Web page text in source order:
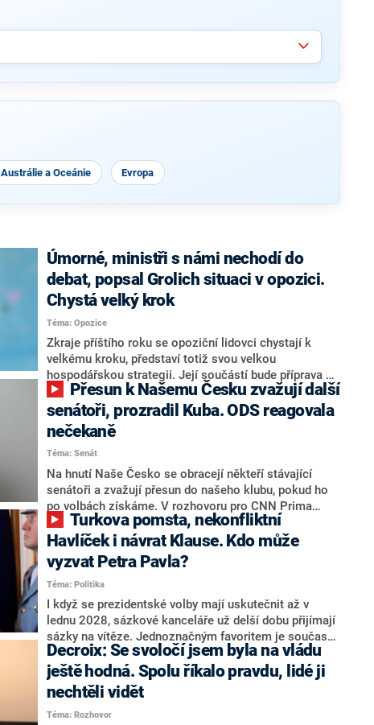
Austrálie a Oceánie Evropa
Úmorné, ministři s námi nechodí do
debat, popsal Grolich situaci v opozici.
Chystá velký krok
Téma: Opozice
Zkraje příštího roku se opoziční lidovci chystají k
velkému kroku, představí totiž svou velkou
hospodářskou strategii. Její součástí bude příprava na
stárnutí populace, řekl ve středu na setkání s novináři
nový předseda lidovců Jan Grolich. Ten zároveň v
senátních volbách kandiduje ve Vyškově. Popsal i
aktivitu opozice, o níž vládní strany nebo političtí
komentátoři mluví jako o slabé a v defenzivě. „Je to
úmorná práce upozorňovat na chyby vlády. Ministři s
námi navíc nechodí do debat. Chceme ale ukazovat
svoje témata,“ odpověděl Grolich na dotaz CNN Prima
NEWS.
senátoři, prozradil Kuba. ODS reagovala
nečekaně
Téma: Senát
Na hnutí Naše Česko se obracejí někteří stávající
senátoři a zvažují přesun do našeho klubu, pokud ho
po volbách získáme. V rozhovoru pro CNN Prima
NEWS to řekl zakladatel hnutí a jihočeský hejtman
Martin Kuba. Konkrétní nebyl, ale získat by takto mohl
například senátora Zdeňka Hrabu, který je dnes
součástí klubu ODS a TOP 09. Hraba to na dotaz
redakce nevyloučil. Předseda klubu senátorů ODS
Zdeněk Nytra redakci řekl, že počítá s odchodem
některých senátorů z klubu a že Naše Česko není
nepřítel, ale soupeř.
Havlíček i návrat Klause. Kdo může
vyzvat Petra Pavla?
Téma: Politika
I když se prezidentské volby mají uskutečnit až v
lednu 2028, sázkové kanceláře už delší dobu přijímají
sázky na vítěze. Jednoznačným favoritem je současná
hlava státu Petr Pavel. Daleko za ním pak bookmakeři
zmiňují dva výrazné politiky ANO, tedy premiéra
Andreje Babiše a ministra průmyslu Karla Havlíčka.
Oblíbeným tipem samotných sázkařů je poslanec za
Motoristy Filip Turek. Politolog Jan Kubáček nicméně
Decroix: Se svoločí jsem byla na vládu
ještě hodná. Spolu říkalo pravdu, lidé ji
nechtěli vidět
Téma: Rozhovor